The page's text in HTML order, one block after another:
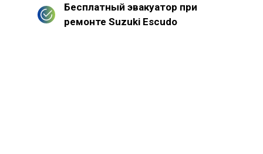
Бесплатный эвакуатор при
ремонте Suzuki Escudo